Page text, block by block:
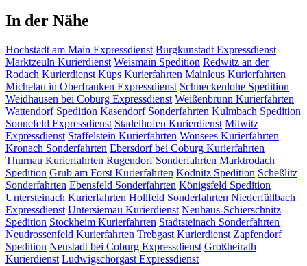
In der Nähe
Hochstadt am Main Expressdienst Burgkunstadt Expressdienst
Marktzeuln Kurierdienst Weismain Spedition Redwitz an der
Rodach Kurierdienst Küps Kurierfahrten Mainleus Kurierfahrten
Michelau in Oberfranken Expressdienst Schneckenlohe Spedition
Weidhausen bei Coburg Expressdienst Weißenbrunn Kurierfahrten
Wattendorf Spedition Kasendorf Sonderfahrten Kulmbach Spedition
Sonnefeld Expressdienst Stadelhofen Kurierdienst Mitwitz
Expressdienst Staffelstein Kurierfahrten Wonsees Kurierfahrten
Kronach Sonderfahrten Ebersdorf bei Coburg Kurierfahrten
Thurnau Kurierfahrten Rugendorf Sonderfahrten Marktrodach
Spedition Grub am Forst Kurierfahrten Ködnitz Spedition Scheßlitz
Sonderfahrten Ebensfeld Sonderfahrten Königsfeld Spedition
Untersteinach Kurierfahrten Hollfeld Sonderfahrten Niederfüllbach
Expressdienst Untersiemau Kurierdienst Neuhaus-Schierschnitz
Spedition Stockheim Kurierfahrten Stadtsteinach Sonderfahrten
Neudrossenfeld Kurierfahrten Trebgast Kurierdienst Zapfendorf
Spedition Neustadt bei Coburg Expressdienst Großheirath
Kurierdienst Ludwigschorgast Expressdienst